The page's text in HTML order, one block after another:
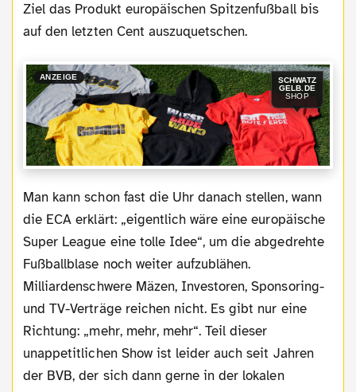
Ziel das Produkt europäischen Spitzenfußball bis
auf den letzten Cent auszuquetschen.
ANZEIGE
SCHWATZ
GELB.DE
SHOP
Man kann schon fast die Uhr danach stellen, wann
die ECA erklärt: „eigentlich wäre eine europäische
Super League eine tolle Idee“, um die abgedrehte
Fußballblase noch weiter aufzublähen.
Milliardenschwere Mäzen, Investoren, Sponsoring-
und TV-Verträge reichen nicht. Es gibt nur eine
Richtung: „mehr, mehr, mehr“. Teil dieser
unappetitlichen Show ist leider auch seit Jahren
der BVB, der sich dann gerne in der lokalen